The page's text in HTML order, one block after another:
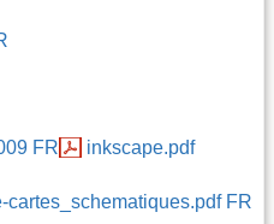
FR inkscape.pdf
cartes_schematiques.pdf FR